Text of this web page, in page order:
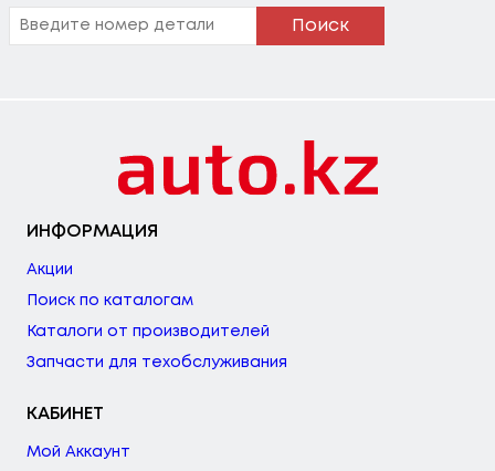
Поиск
ИНФОРМАЦИЯ
Акции
Поиск по каталогам
Каталоги от производителей
Запчасти для техобслуживания
КАБИНЕТ
Мой Аккаунт